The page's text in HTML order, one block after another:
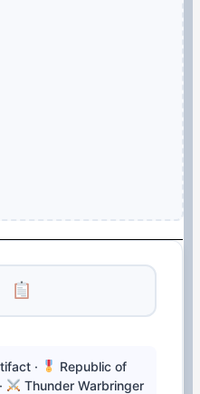
·
Republic of
Thunder Warbringer